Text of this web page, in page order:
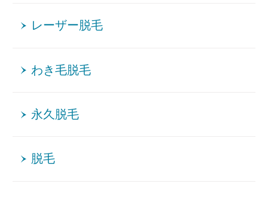
レーザー脱毛
わき毛脱毛
永久脱毛
脱毛